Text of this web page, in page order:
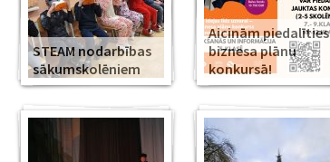
STEAM nodarbības
sākumskolēniem
Aicinām piedalīties
biznesa plānu
konkursā!